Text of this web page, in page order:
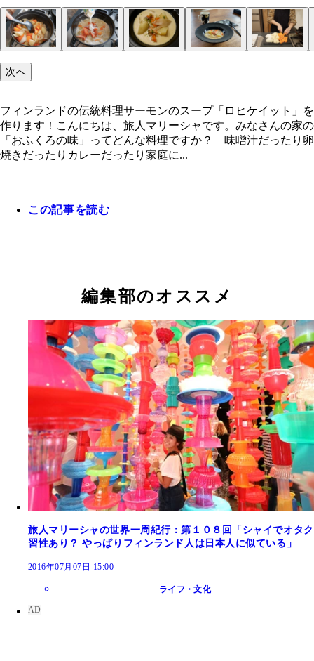
ト」を作ります！
メッコ
が売られています
る幸福度の高い人々
リーム、バター、コンソメ、塩胡椒
にんじんとじゃがいもも軽く炒める
リームを入れたら弱火で５分煮込む
あがり
次へ
フィンランドの伝統料理サーモンのスープ「ロヒケイット」を
作ります！こんにちは、旅人マリーシャです。みなさんの家の
「おふくろの味」ってどんな料理ですか？ 味噌汁だったり卵
焼きだったりカレーだったり家庭に...
この記事を読む
編集部のオススメ
旅人マリーシャの世界一周紀行：第１０８回「シャイでオタク
習性あり？ やっぱりフィンランド人は日本人に似ている」
2016年07月07日 15:00
ライフ・文化